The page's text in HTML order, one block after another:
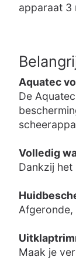
apparaat 3
Aquatec
De
Volledig
Dankzij
Afgeronde,
Maak je